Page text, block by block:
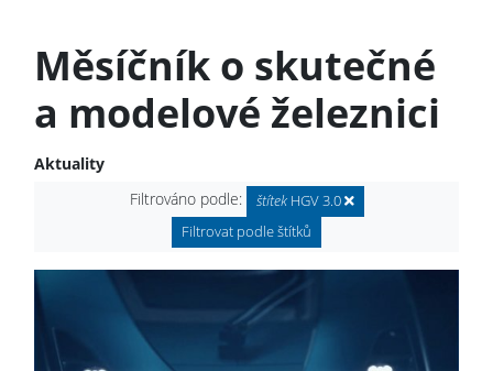
Měsíčník o skutečné
a modelové železnici
Aktuality
Filtrováno podle:
štítekHGV 3.0
Filtrovat podle štítků